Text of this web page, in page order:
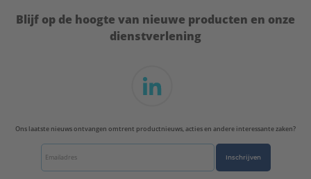
Blijf op de hoogte van nieuwe producten en onze
dienstverlening
Ons laatste nieuws ontvangen omtrent productnieuws, acties en andere interessante zaken?
Inschrijven